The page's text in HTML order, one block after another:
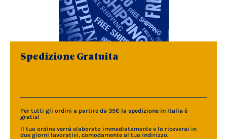
Spedizione Gratuita
Per tutti gli ordini a partire da 35€ la spedizione in Italia è
gratis!
Il tuo ordine verrà elaborato immediatamente e lo riceverai in
due giorni lavorativi, comodamente al tuo indirizzo.